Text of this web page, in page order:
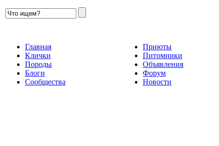
Главная
Клички
Породы
Блоги
Сообщества
Приюты
Питомники
Объявления
Форум
Новости